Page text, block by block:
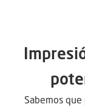
Sabemos